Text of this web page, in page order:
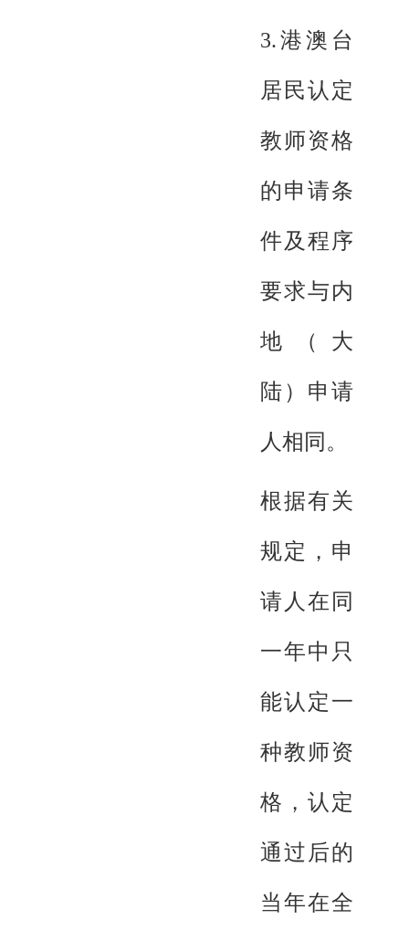
3.港澳台
居民认定
教师资格
的申请条
件及程序
要求与内
地（大
陆）申请
人相同。
根据有关
规定，申
请人在同
一年中只
能认定一
种教师资
格，认定
通过后的
当年在全